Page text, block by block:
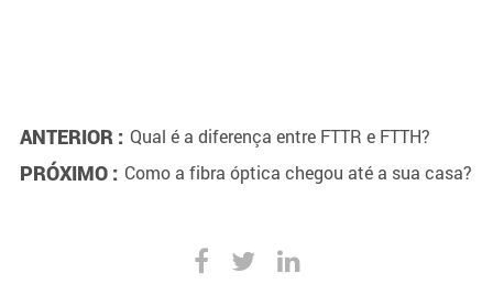
ANTERIOR : Qual é a diferença entre FTTR e FTTH?
PRÓXIMO : Como a fibra óptica chegou até a sua casa?